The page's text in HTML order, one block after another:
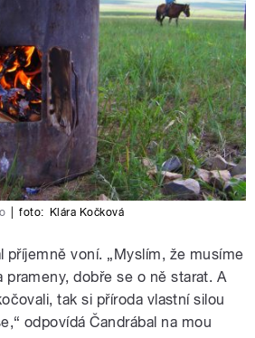
foto: Klára Kočková
příjemně voní. „Myslím, že musíme
prameny, dobře se o ně starat. A
tak si příroda vlastní silou
odpovídá Čandrábal na mou